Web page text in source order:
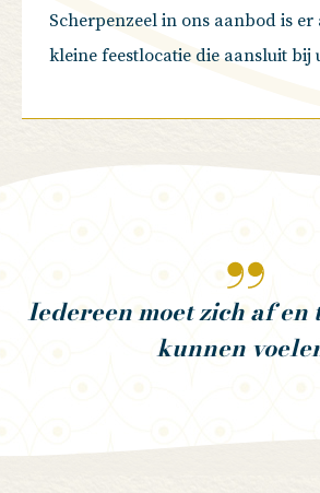
Scherpenzeel in ons aanbod is er
kleine feestlocatie die aansluit bij
Iedereen moet zich af
kunnen